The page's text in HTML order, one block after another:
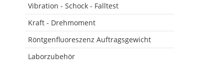
Vibration - Schock - Falltest
Kraft - Drehmoment
Röntgenfluoreszenz Auftragsgewicht
Laborzubehör